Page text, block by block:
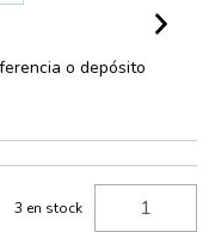
o depósito
3 en stock